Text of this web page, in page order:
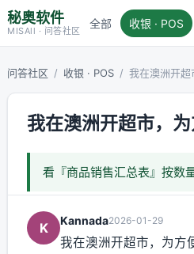
秘奥软件
MISAll · 问答社区
全部 收银 · POS
问答社区 / 收银 · POS / 我在澳洲开超
我在澳洲开超市，
看『商品销售汇总表』按数
K Kannada2026-01-29
我在澳洲开超市，为方